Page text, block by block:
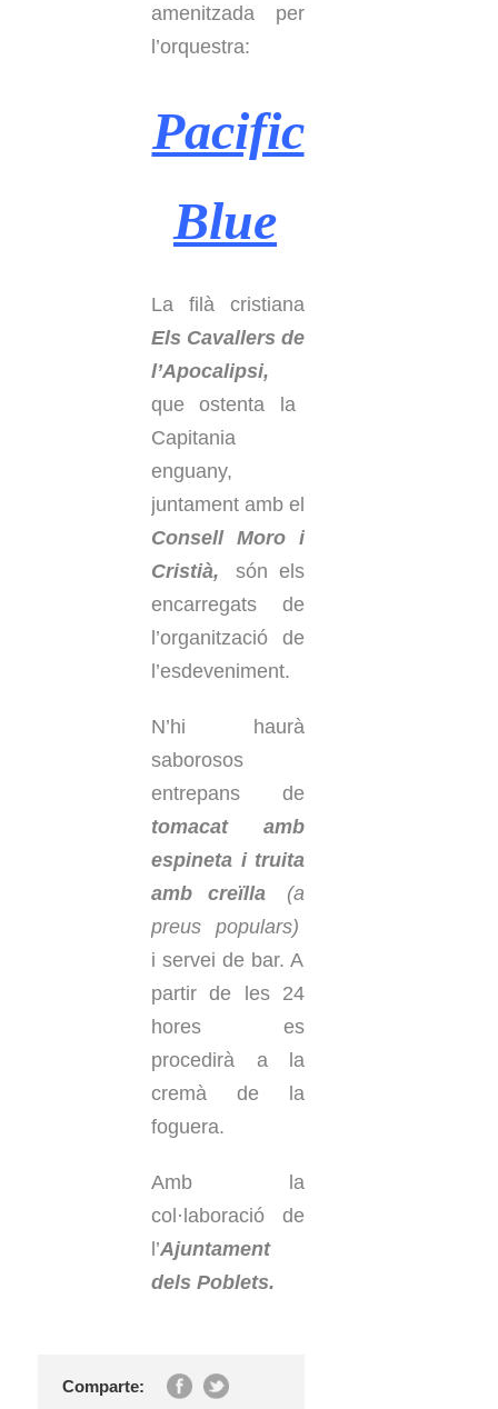
amenitzada per
l’orquestra:
Pacific
Blue
La filà cristiana
Els Cavallers de
l’Apocalipsi,
que ostenta la
Capitania
enguany,
juntament amb el
Consell Moro i
Cristià,
són els
encarregats de
l’organització de
l’esdeveniment.
N’hi haurà
saborosos
entrepans de
tomacat amb
espineta i truita
amb creïlla
(a
preus
populars)
i servei de bar. A
partir de les 24
hores es
procedirà a la
cremà de la
foguera.
Amb la
col·laboració de
l’Ajuntament
dels Poblets.
Comparte: